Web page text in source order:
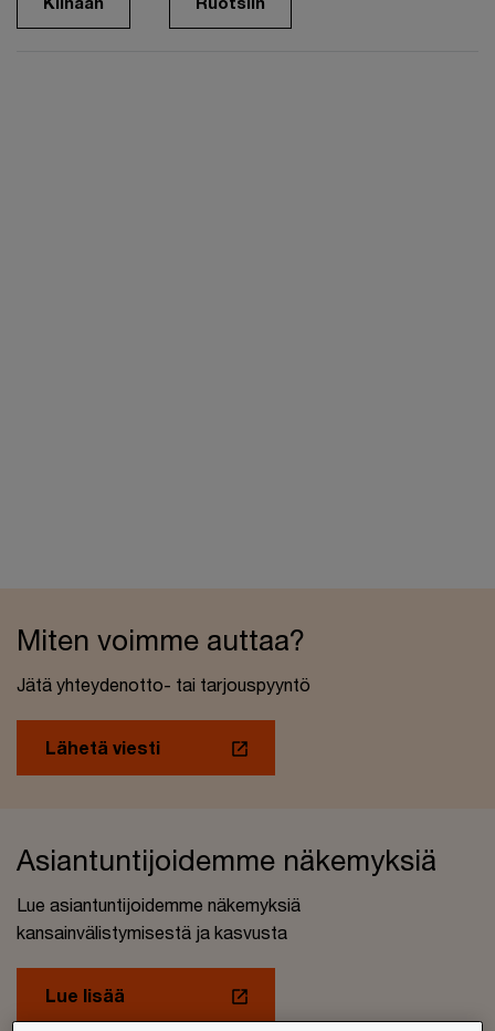
Miten voimme auttaa?
Jätä yhteydenotto- tai tarjouspyyntö
Lähetä viesti
Asiantuntijoidemme näkemyksiä
Lue asiantuntijoidemme näkemyksiä
kansainvälistymisestä ja kasvusta
Lue lisää